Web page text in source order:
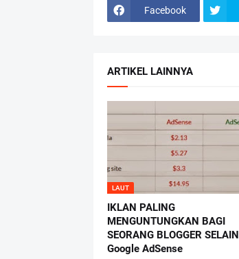
Facebook
ARTIKEL LAINNYA
LAUT
IKLAN PALING
MENGUNTUNGKAN BAGI
SEORANG BLOGGER SELAIN
Google AdSense